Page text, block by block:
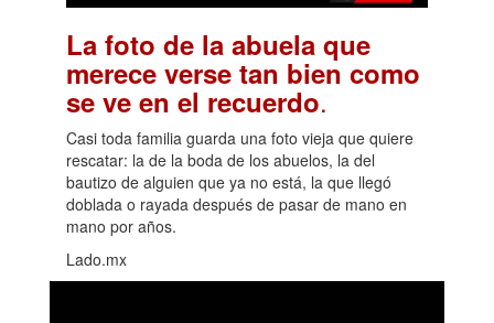
La foto de la abuela que
merece verse tan bien como
se ve en el recuerdo.
Casi toda familia guarda una foto vieja que quiere
rescatar: la de la boda de los abuelos, la del
bautizo de alguien que ya no está, la que llegó
doblada o rayada después de pasar de mano en
mano por años.
Lado.mx